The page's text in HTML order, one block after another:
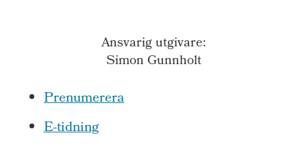
Ansvarig utgivare:
Simon Gunnholt
Prenumerera
E-tidning